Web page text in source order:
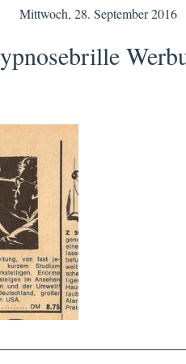
Mittwoch, 28. September 2016